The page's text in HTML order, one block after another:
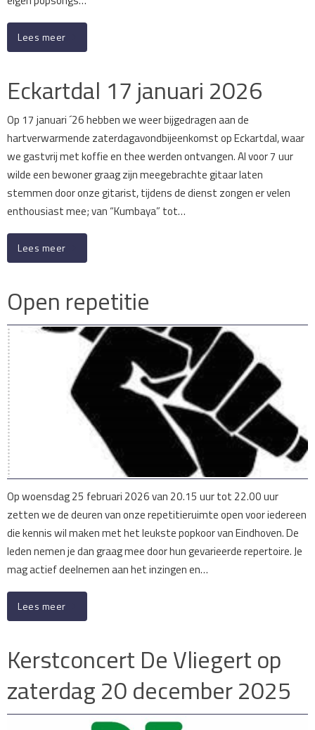
Lees meer
Eckartdal 17 januari 2026
Op 17 januari ´26 hebben we weer bijgedragen aan de
hartverwarmende zaterdagavondbijeenkomst op Eckartdal, waar
we gastvrij met koffie en thee werden ontvangen. Al voor 7 uur
wilde een bewoner graag zijn meegebrachte gitaar laten
stemmen door onze gitarist, tijdens de dienst zongen er velen
enthousiast mee; van “Kumbaya” tot…
Lees meer
Open repetitie
Op woensdag 25 februari 2026 van 20.15 uur tot 22.00 uur
zetten we de deuren van onze repetitieruimte open voor iedereen
die kennis wil maken met het leukste popkoor van Eindhoven. De
leden nemen je dan graag mee door hun gevarieerde repertoire. Je
mag actief deelnemen aan het inzingen en…
Lees meer
Kerstconcert De Vliegert op
zaterdag 20 december 2025